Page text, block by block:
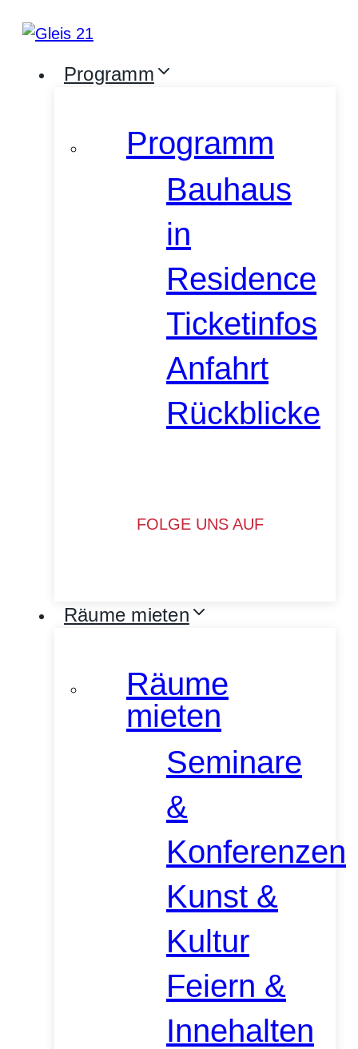
Inhalt
Programm
Programm
Bauhaus
in
Residence
Ticketinfos
Anfahrt
Rückblicke
FOLGE UNS AUF
Räume mieten
Räume
mieten
Seminare
&
Konferenzen
Kunst &
Kultur
Feiern &
Innehalten